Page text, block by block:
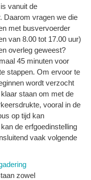
vanuit de
Daarom vragen we die
met busvervoerder
van 8.00 tot 17.00 uur)
overleg geweest?
45 minuten voor
stappen. Om ervoor te
wordt verzocht
staan om met de
vooral in de
op tijd kan
de erfgoedinstelling
vaak volgende
zowel